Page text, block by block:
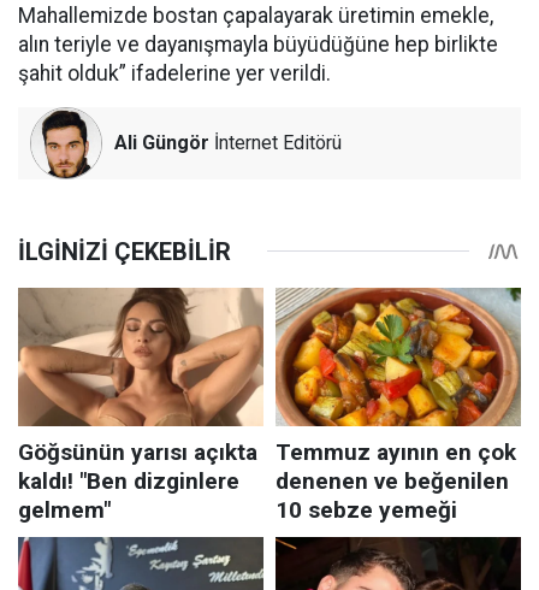
Mahallemizde bostan çapalayarak üretimin emekle,
alın teriyle ve dayanışmayla büyüdüğüne hep birlikte
şahit olduk” ifadelerine yer verildi.
Ali Güngör İnternet Editörü